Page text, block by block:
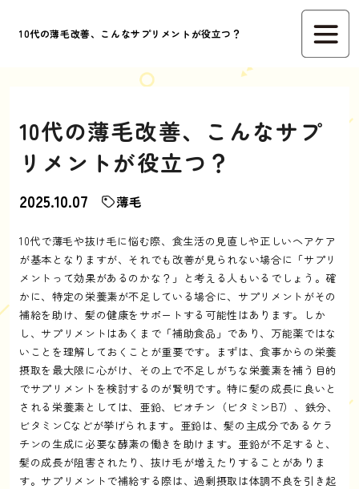
10代の薄毛改善、こんなサプリメントが役立つ？
10代の薄毛改善、こんなサプ
リメントが役立つ？
2025.10.07 薄毛
10代で薄毛や抜け毛に悩む際、食生活の見直しや正しいヘアケア
が基本となりますが、それでも改善が見られない場合に「サプリ
メントって効果があるのかな？」と考える人もいるでしょう。確
かに、特定の栄養素が不足している場合に、サプリメントがその
補給を助け、髪の健康をサポートする可能性はあります。しか
し、サプリメントはあくまで「補助食品」であり、万能薬ではな
いことを理解しておくことが重要です。まずは、食事からの栄養
摂取を最大限に心がけ、その上で不足しがちな栄養素を補う目的
でサプリメントを検討するのが賢明です。特に髪の成長に良いと
される栄養素としては、亜鉛、ビオチン（ビタミンB7）、鉄分、
ビタミンCなどが挙げられます。亜鉛は、髪の主成分であるケラ
チンの生成に必要な酵素の働きを助けます。亜鉛が不足すると、
髪の成長が阻害されたり、抜け毛が増えたりすることがありま
す。サプリメントで補給する際は、過剰摂取は体調不良を引き起